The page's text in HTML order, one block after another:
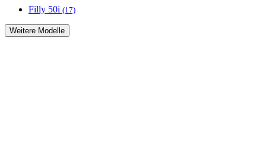
Filly 50i (17)
Weitere Modelle